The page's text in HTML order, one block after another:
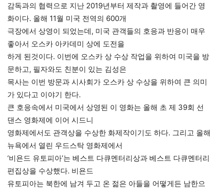
감독과의 협력으로 지난 2019년부터 제작과 촬영에 들어간 영
화이다. 올해 11월 미국 전역의 600개
극장에서 상영이 되었는데, 미국 관객들의 호응과 반응이 매우
좋아서 오스카 아카데미 상에 도전을
하게 된것이다. 이번에 오스카 상 수상 작업을 위하여 미국을 방
문하고, 필자와도 친분이 있는 김성은
목사는 이번 방문과 시사회가 오스카 상 수상을 위하여 큰 의미
가 있다고 이야기 한다.
큰 호응속에서 미국에서 상영된 이 영화는 올해 초 제 39회 선
댄스 영화제에 이어 시드니
영화제에서도 관객상을 수상한 화제작이기도 하다. 그리고 올해
뉴욕에서 열린 우드스탁 영화제에서
‘비욘드 유토피아’는 베스트 다큐멘터리상과 베스트 다큐멘터리
편집상을 수상했다. 비욘드
유토피아는 북한에 남겨 두고 온 젊은 아들을 어떻게든 남한으